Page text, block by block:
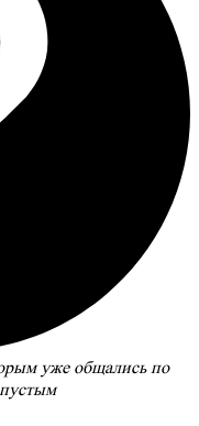
уже общались по